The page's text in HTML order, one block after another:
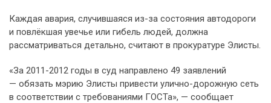
Каждая авария, случившаяся из-за состояния автодороги
и повлёкшая увечье или гибель людей, должна
рассматриваться детально, считают в прокуратуре Элисты.
«За 2011-2012 годы в суд направлено 49 заявлений
— обязать мэрию Элисты привести улично-дорожную сеть
в соответствии с требованиями ГОСТа», — сообщает